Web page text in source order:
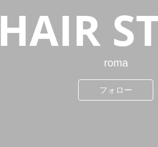
HAIR
roma
フォロー